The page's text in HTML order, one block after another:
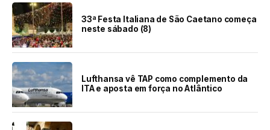
33ª Festa Italiana de São Caetano começa
neste sábado (8)
Lufthansa vê TAP como complemento da
ITA e aposta em força no Atlântico